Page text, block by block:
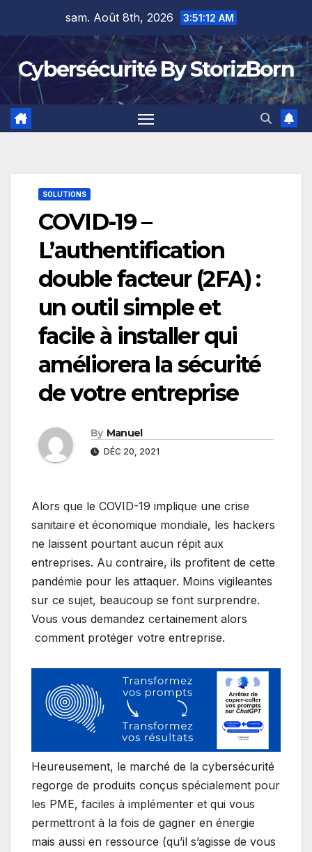
content
sam. Août 8th, 2026 3:51:12 AM
Cybersécurité By StorizBorn
SOLUTIONS
COVID-19 –
L’authentification
double facteur (2FA) :
un outil simple et
facile à installer qui
améliorera la sécurité
de votre entreprise
By Manuel
DÉC 20, 2021
Alors que le COVID-19 implique une crise
sanitaire et économique mondiale, les hackers
ne laissent pourtant aucun répit aux
entreprises. Au contraire, ils profitent de cette
pandémie pour les attaquer. Moins vigileantes
sur ce sujet, beaucoup se font surprendre.
Vous vous demandez certainement alors
comment protéger votre entreprise.
Heureusement, le marché de la cybersécurité
regorge de produits conçus spécialement pour
les PME, faciles à implémenter et qui vous
permettront à la fois de gagner en énergie
mais aussi en ressource (qu’il s’agisse de vous